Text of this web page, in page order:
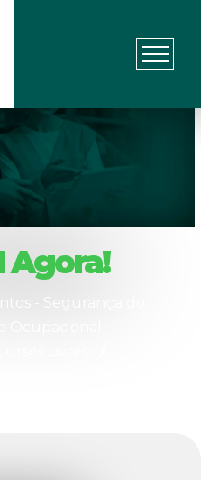
Agora!
- Segurança do